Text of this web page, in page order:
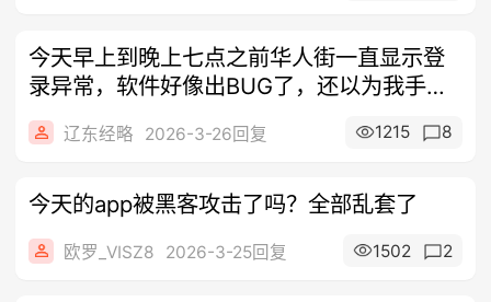
今天早上到晚上七点之前华人街一直显示登
录异常，软件好像出BUG了，还以为我手机
出
辽东经略 2026-3-26回复 1215 8
今天的app被黑客攻击了吗？全部乱套了
欧罗_VISZ8 2026-3-25回复 1502 2